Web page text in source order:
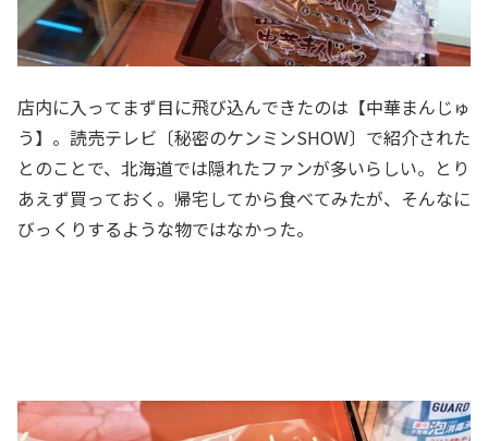
店内に入ってまず目に飛び込んできたのは【中華まんじゅ
う】。読売テレビ〔秘密のケンミンSHOW〕で紹介された
とのことで、北海道では隠れたファンが多いらしい。とり
あえず買っておく。帰宅してから食べてみたが、そんなに
びっくりするような物ではなかった。